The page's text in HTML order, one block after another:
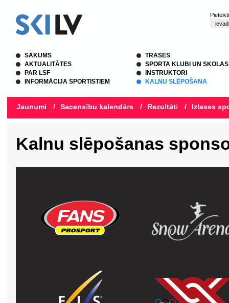
SĀKUMS
AKTUALITĀTES
PAR LSF
INFORMĀCIJA SPORTISTIEM
TRASES
SPORTA KLUBI UN SKOLAS
INSTRUKTORI
KALNU SLĒPOŠANA
Jaunumi / Sacensību kalendārs / Rezultāti / Izlases
Kalnu slēpošanas